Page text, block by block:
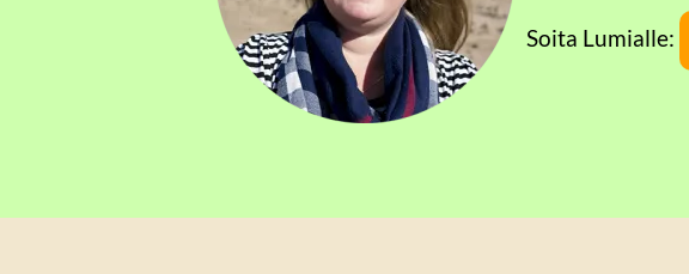
Soita Lumialle: